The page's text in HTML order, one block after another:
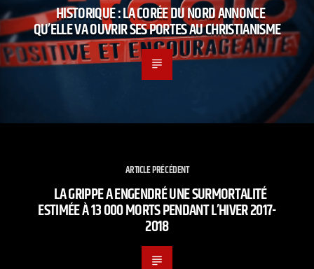
HISTORIQUE : LA CORÉE DU NORD ANNONCE
QU’ELLE VA OUVRIR SES PORTES AU CHRISTIANISME
ARTICLE PRÉCÉDENT
LA GRIPPE A ENGENDRÉ UNE SURMORTALITÉ
ESTIMÉE À 13 000 MORTS PENDANT L’HIVER 2017-
2018